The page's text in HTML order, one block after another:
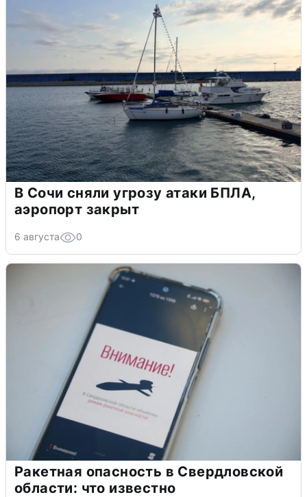
В Сочи сняли угрозу атаки БПЛА,
аэропорт закрыт
6 августа 0
Ракетная опасность в Свердловской
области: что известно